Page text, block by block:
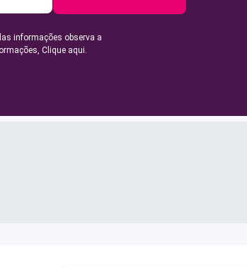
informações observa a
Clique aqui.